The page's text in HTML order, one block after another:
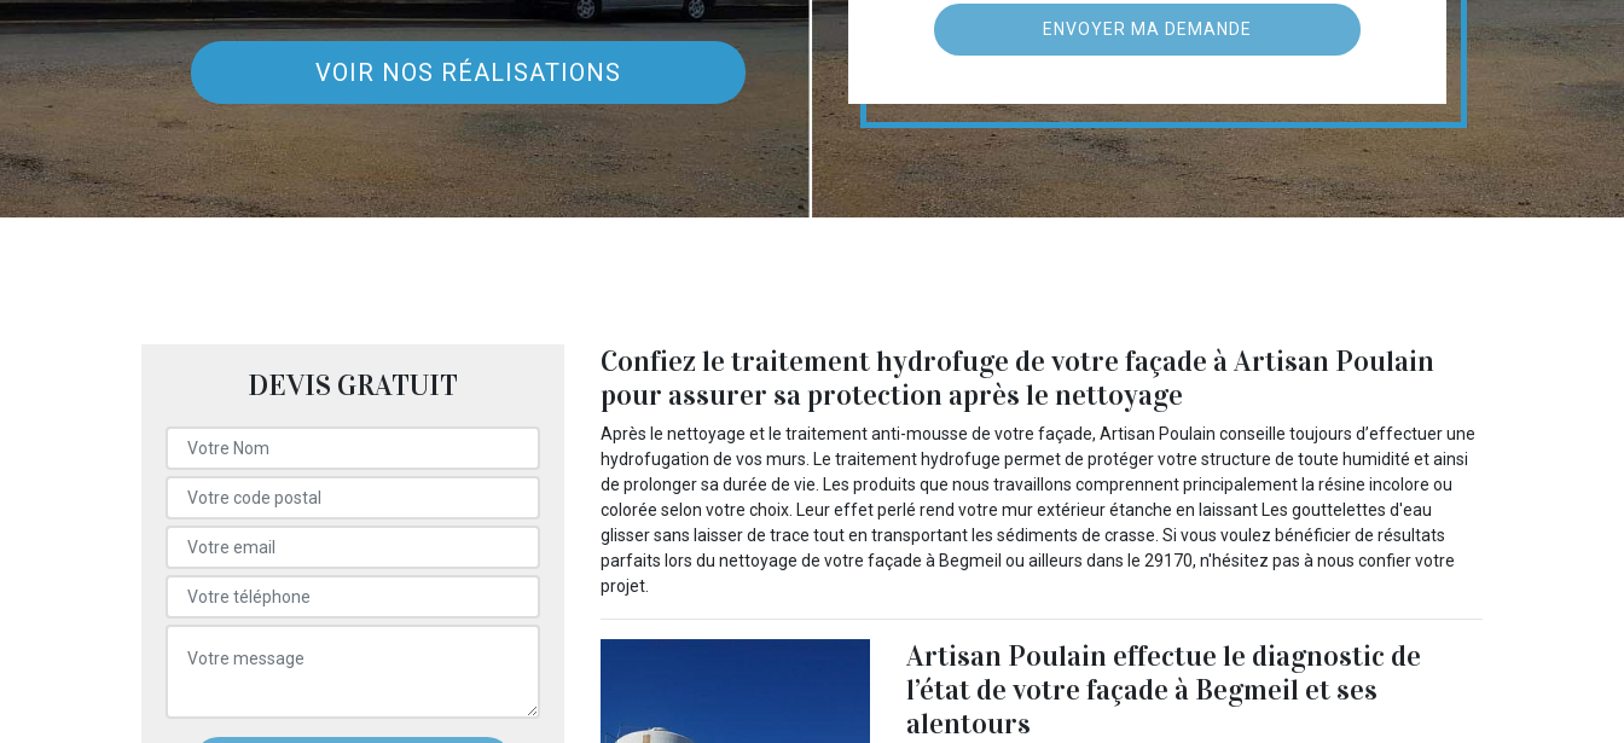
VOIR NOS RÉALISATIONS
DEVIS GRATUIT
Confiez le traitement hydrofuge de votre façade à Artisan Poulain
pour assurer sa protection après le nettoyage
Après le nettoyage et le traitement anti-mousse de votre façade, Artisan Poulain conseille toujours d’effectuer une
hydrofugation de vos murs. Le traitement hydrofuge permet de protéger votre structure de toute humidité et ainsi
de prolonger sa durée de vie. Les produits que nous travaillons comprennent principalement la résine incolore ou
colorée selon votre choix. Leur effet perlé rend votre mur extérieur étanche en laissant Les gouttelettes d'eau
glisser sans laisser de trace tout en transportant les sédiments de crasse. Si vous voulez bénéficier de résultats
parfaits lors du nettoyage de votre façade à Begmeil ou ailleurs dans le 29170, n'hésitez pas à nous confier votre
projet.
Artisan Poulain effectue le diagnostic de
l’état de votre façade à Begmeil et ses
alentours